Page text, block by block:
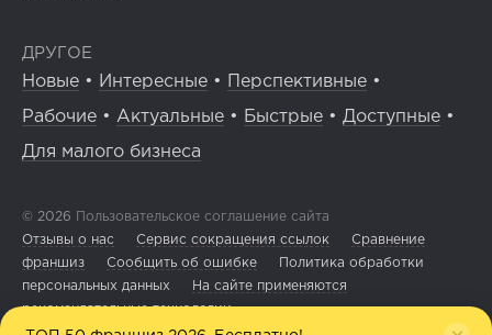
ДРУГОЕ
Новые • Интересные • Перспективные •
Рабочие • Актуальные • Быстрые • Доступные •
Для малого бизнеса
© 2026 Пользовательское соглашение сайта
Отзывы о нас
Сервис сокращения ссылок
Сравнение
франшиз
Сообщить об ошибке
Политика обработки
персональных данных
На сайте применяются
рекомендательные технологии